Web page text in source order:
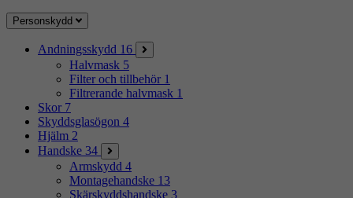
Personskydd
Andningsskydd 16
Halvmask 5
Filter och tillbehör 1
Filtrerande halvmask 1
Skor 7
Skyddsglasögon 4
Hjälm 2
Handske 34
Armskydd 4
Montagehandske 13
Skärskyddshandske 3